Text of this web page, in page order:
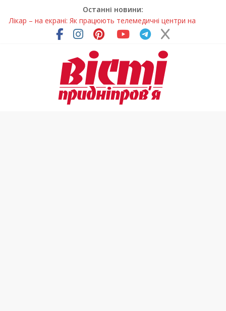
Останні новини:
Лікар – на екрані: Як працюють телемедичні центри на
Дніпропетровщині
У Дніпрі триває масштабна підготовка до опалювального
Пошуки тривають: на Дніпропетровщині досліджують місце
розташування легендарного монастиря (Фото)
Ветерани Дніпропетровщини отримують шанс на власне